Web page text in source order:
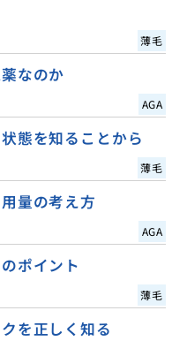
薄毛
なのか
AGA
態を知ることから
薄毛
量の考え方
AGA
ポイント
薄毛
を正しく知る